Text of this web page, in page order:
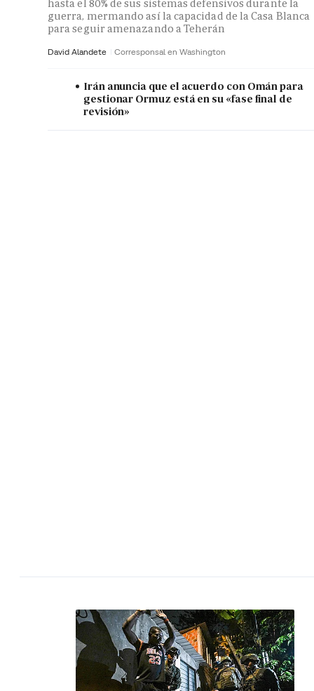
hasta el 80% de sus sistemas defensivos durante la
guerra, mermando así la capacidad de la Casa Blanca
para seguir amenazando a Teherán
David Alandete Corresponsal en Washington
Irán anuncia que el acuerdo con Omán para
gestionar Ormuz está en su «fase final de
revisión»